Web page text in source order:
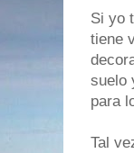
Si yo
tiene
suelo
para
Tal